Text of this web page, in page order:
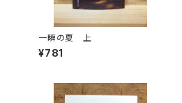
一瞬の夏 上
¥781